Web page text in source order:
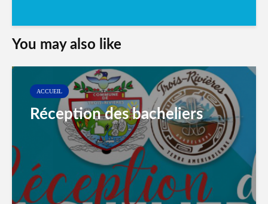
You may also like
ACCUEIL
Réception des bacheliers